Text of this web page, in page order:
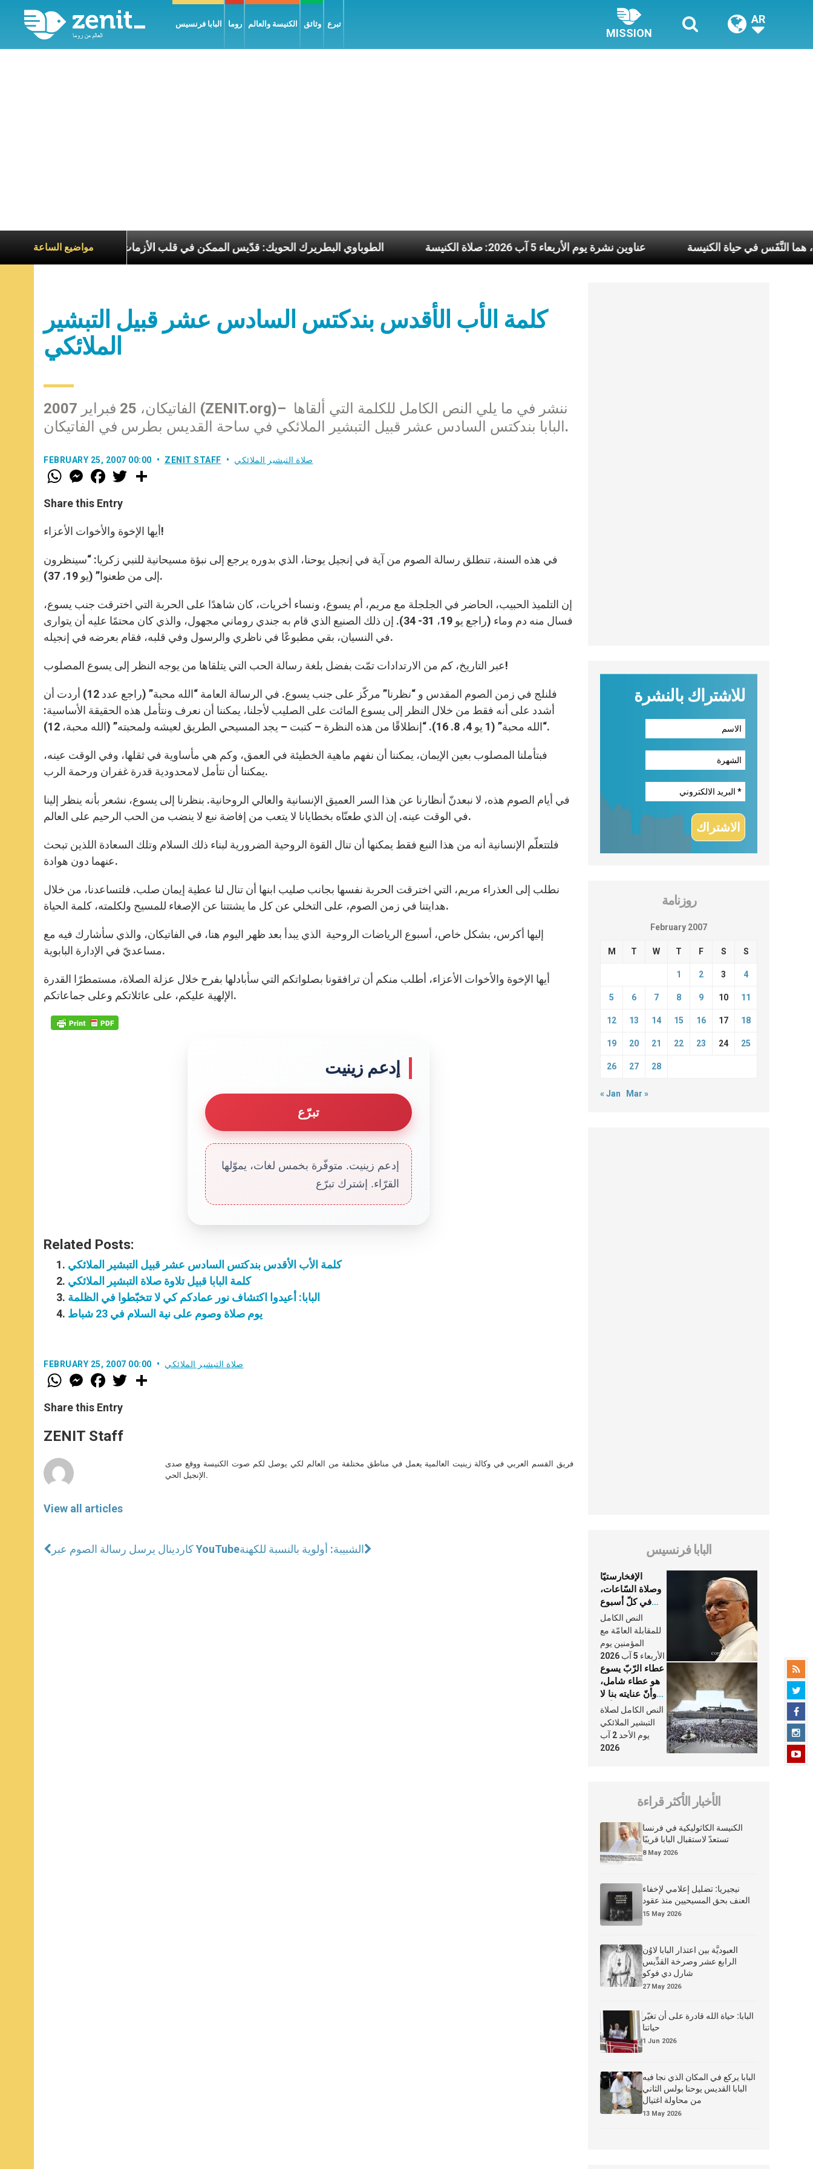
البابا فرنسيس روما الكنيسة والعالم وثائق تبرع
MISSION
AR
مواضيع الساعةالطوباوي البطريرك الحويك: قدّيس الممكن في قلب الأزمات عناوين نشرة يوم الأربعاء 5 آب 2026: صلاة الكنيسة وكلّ يوم، هما النَّفَس في حياة الكنيسة
كلمة الأب الأقدس بندكتس السادس عشر قبيل التبشير
الملائكي
الفاتيكان، 25 فبراير 2007 (ZENIT.org)– ننشر في ما يلي النص الكامل للكلمة التي ألقاها
البابا بندكتس السادس عشر قبيل التبشير الملائكي في ساحة القديس بطرس في الفاتيكان.
FEBRUARY 25, 2007 00:00 ZENIT STAFF صلاة التبشير الملائكي
W
h
t
s
p
p
M
e
s
e
g
e
F
a
e
b
o
k
w
r
Share this Entry
أيها الإخوة والأخوات الأعزاء!
في هذه السنة، تنطلق رسالة الصوم من آية في إنجيل يوحنا، الذي بدوره يرجع إلى نبؤة مسيحانية للنبي زكريا: “سينظرون
إلى من طعنوا” (يو 19، 37).
إن التلميذ الحبيب، الحاضر في الجلجلة مع مريم، أم يسوع، ونساء أخريات، كان شاهدًا على الحربة التي اخترقت جنب يسوع،
فسال منه دم وماء (راجع يو 19، 31- 34). إن ذلك الصنيع الذي قام به جندي روماني مجهول، والذي كان محتمًا عليه أن يتوارى
في النسيان، بقي مطبوعًا في ناظري والرسول وفي قلبه، فقام بعرضه في إنجيله.
عبر التاريخ، كم من الارتدادات تمّت بفضل بلغة رسالة الحب التي يتلقاها من يوجه النظر إلى يسوع المصلوب!
فلنلج في زمن الصوم المقدس و “نظرنا” مركّز على جنب يسوع. في الرسالة العامة “الله محبة” (راجع عدد 12) أردت أن
أشدد على أنه فقط من خلال النظر إلى يسوع المائت على الصليب لأجلنا، يمكننا أن نعرف ونتأمل هذه الحقيقة الأساسية:
“الله محبة” (1 يو 4، 8. 16). “إنطلاقًا من هذه النظرة – كتبت – يجد المسيحي الطريق لعيشه ولمحبته” (الله محبة، 12).
فبتأملنا المصلوب بعين الإيمان، يمكننا أن نفهم ماهية الخطيئة في العمق، وكم هي مأساوية في ثقلها، وفي الوقت عينه،
يمكننا أن نتأمل لامحدودية قدرة غفران ورحمة الرب.
في أيام الصوم هذه، لا نبعدنّ أنظارنا عن هذا السر العميق الإنسانية والعالي الروحانية. بنظرنا إلى يسوع، نشعر بأنه ينظر إلينا
في الوقت عينه. إن الذي طعنّاه بخطايانا لا يتعب من إفاضة نبع لا ينضب من الحب الرحيم على العالم.
فلتتعلّم الإنسانية أنه من هذا النبع فقط يمكنها أن تنال القوة الروحية الضرورية لبناء ذلك السلام وتلك السعادة اللذين تبحث
عنهما دون هوادة.
نطلب إلى العذراء مريم، التي اخترقت الحربة نفسها بجانب صليب ابنها أن تنال لنا عطية إيمان صلب. فلتساعدنا، من خلال
هدايتنا في زمن الصوم، على التخلي عن كل ما يشتتنا عن الإصغاء للمسيح ولكلمته، كلمة الحياة.
إليها أكرس، بشكل خاص، أسبوع الرياضات الروحية الذي يبدأ بعد ظهر اليوم هنا، في الفاتيكان، والذي سأشارك فيه مع
مساعديّ في الإدارة البابوية.
أيها الإخوة والأخوات الأعزاء، أطلب منكم أن ترافقونا بصلواتكم التي سأبادلها بفرح خلال عزلة الصلاة، مستمطرًا القدرة
الإلهية عليكم، على عائلاتكم وعلى جماعاتكم.
إدعم زينيت
تبرّع
إدعم زينيت. متوفّرة بخمس لغات، يموّلها
القرّاء. إشترك تبرّع
Related Posts:
كلمة الأب الأقدس بندكتس السادس عشر قبيل التبشير الملائكي
كلمة البابا قبيل تلاوة صلاة التبشير الملائكي
البابا: أعيدوا اكتشاف نور عمادكم كي لا تتخبّطوا في الظلمة
يوم صلاة وصوم على نية السلام في 23 شباط
FEBRUARY 25, 2007 00:00 صلاة التبشير الملائكي
W
h
t
s
p
p
M
e
s
e
g
e
F
a
e
b
o
k
w
Share this Entry
ZENIT Staff
View all articles
فريق القسم العربي في وكالة زينيت العالمية يعمل في مناطق مختلفة من العالم لكي يوصل لكم صوت الكنيسة ووقع صدى
الإنجيل الحي.
كاردينال يرسل رسالة الصوم عبر YouTubeالشبيبة: أولوية بالنسبة للكهنة
للاشتراك بالنشرة
روزنامة
February 2007
M T W T F S S
1 2 3 4
5 6 7 8 9 10 11
12 13 14 15 16 17 18
19 20 21 22 23 24 25
26 27 28
« Jan Mar »
البابا فرنسيس
الإفخارستيّا
وصلاة السّاعات،
في كلّ أسبوع
وكلّ يوم، هما
النَّفَس في حياة
الكنيسة
النص الكامل
للمقابلة العامّة مع
المؤمنين يوم
الأربعاء 5 آب 2026
عطاء الرّبّ يسوع
هو عطاء شامل،
وأنّ عنايته بنا لا
تغيب عنّا أبدًا
النص الكامل لصلاة
التبشير الملائكي
يوم الأحد 2 آب
2026
الأخبار الأكثر قراءة
الكنيسة الكاثوليكية في فرنسا
تستعدّ لاستقبال البابا قريبًا
8 May 2026
نيجيريا: تضليل إعلامي لإخفاء
العنف بحق المسيحيين منذ عقود
15 May 2026
العبوديَّة بين اعتذار البابا لاوُن
الرابع عشر وصرخة القدِّيس
شارل دي فوكو
27 May 2026
البابا: حياة الله قادرة على أن تغيّر
حياتنا
1 Jun 2026
البابا يركع في المكان الذي نجا فيه
البابا القديس يوحنا بولس الثاني
من محاولة اغتيال
13 May 2026